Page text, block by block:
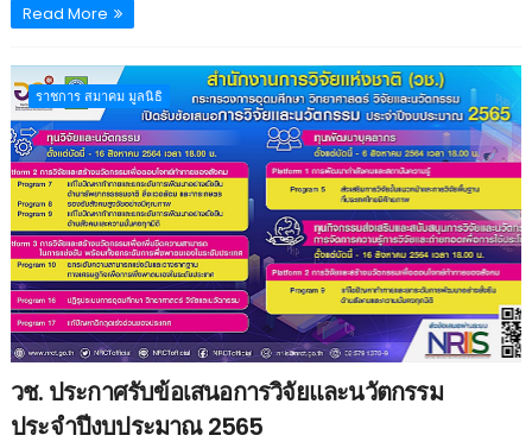
Read More
ราชการ สมาคม มูลนิธิ
วช. ประกาศรับข้อเสนอการวิจัยและนวัตกรรม
ประจำปีงบประมาณ 2565